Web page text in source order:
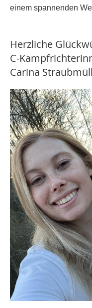
einem spannenden
Herzliche
C-
Carina